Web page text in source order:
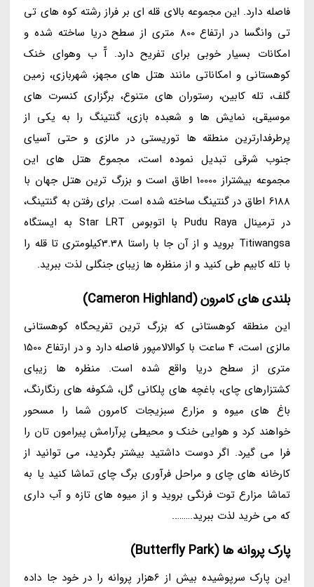
فاصله دارد. این مجموعه بالای قله ای بر فراز رشته کوه های تی
تی وانگسا در ارتفاع 800 متری از سطح دریا ساخته شده و
امکانات بسیار خوبی برای تفریح دارد. آّ ب وهوای خنک
کوهستانی و امکاناتی مانند هتل های مجهز، شهربازی، زمین
گلف، تله کابین، رستوران های متنوع، برگزاری کنسرت های
موسیقی، نمایش ها و شعبده بازی، گنتینگ را به یکی از
پرطرفدارترین منطقه ها توریستی در مالزی و حتی آسیای
جنوب شرقی تبدیل نموده است، مجموع هتل های این
مجموعه بیشتراز 10000 اطاق است و بزرگ ترین هتل جهان با
6188 اطاق در گنتینگ ساخته شده است. برای رفتن به گنتینگ،
در ترمینال Pudu Raya با اتوبوس Star LRT به ایستگاه
Titiwangsa بروید و از آن جا با راستا 3.38کیلومتری تا قله را
با تله کابیم طی کنید و از منظره ها زیبای جنگلی لذت ببرید.
بلندی های کامرون (Cameron Highland)
این منطقه کوهستانی که بزرگ ترین تفریحگاه کوهستانی
مالزی است، 4 ساعت با کوالالامپور فاصله دارد و در ارتفاع 1500
متری از سطح دریا واقع شده است. منظره ها زیبای
کشتزارهای چای، باغچه های پلکانی گل، شکوفه های رنگارنگ،
باغ های میوه و مزارع سبزیجات کامرون شما را مسحور
خواهند کرد و هوایی خنک و محیطی پرآرامش پیرامون تان را
فرا می گیرد. اگر دوست داشتید بیشتر بگردید، می توانید از
کارخانه های چای و مراحل فرآوری برگ چای تماشا کنید یا به
تماشا مزارع توت فرنگی بروید و از میوه های تازه و آب داری
که می خرید لذت ببرید.……..
پارک پروانه ها (Butterfly Park)
این پارک سرپوشیده بیش از 6هزار پروانه را در خود جا داده